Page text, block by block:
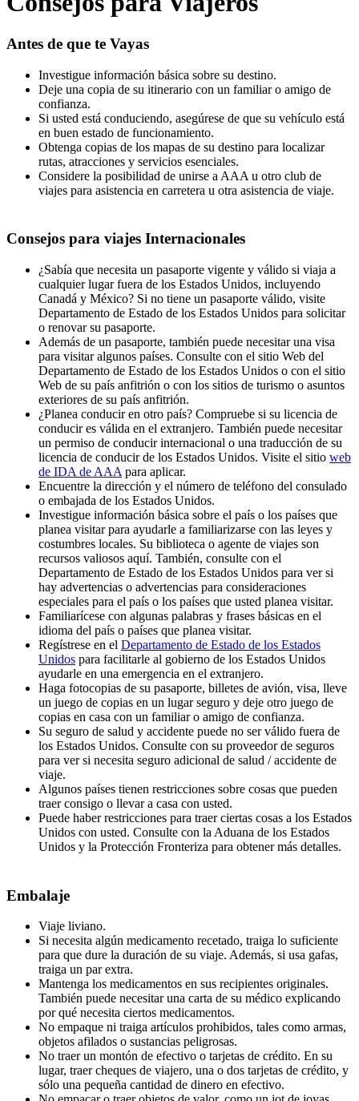
Antes de que te Vayas
Investigue información básica sobre su destino.
Deje una copia de su itinerario con un familiar o amigo de
confianza.
Si usted está conduciendo, asegúrese de que su vehículo está
en buen estado de funcionamiento.
Obtenga copias de los mapas de su destino para localizar
rutas, atracciones y servicios esenciales.
Considere la posibilidad de unirse a AAA u otro club de
viajes para asistencia en carretera u otra asistencia de viaje.
Consejos para viajes Internacionales
¿Sabía que necesita un pasaporte vigente y válido si viaja a
cualquier lugar fuera de los Estados Unidos, incluyendo
Canadá y México? Si no tiene un pasaporte válido, visite
Departamento de Estado de los Estados Unidos para solicitar
o renovar su pasaporte.
Además de un pasaporte, también puede necesitar una visa
para visitar algunos países. Consulte con el sitio Web del
Departamento de Estado de los Estados Unidos o con el sitio
Web de su país anfitrión o con los sitios de turismo o asuntos
exteriores de su país anfitrión.
¿Planea conducir en otro país? Compruebe si su licencia de
conducir es válida en el extranjero. También puede necesitar
un permiso de conducir internacional o una traducción de su
licencia de conducir de los Estados Unidos. Visite el sitio web
de IDA de AAA para aplicar.
Encuentre la dirección y el número de teléfono del consulado
o embajada de los Estados Unidos.
Investigue información básica sobre el país o los países que
planea visitar para ayudarle a familiarizarse con las leyes y
costumbres locales. Su biblioteca o agente de viajes son
recursos valiosos aquí. También, consulte con el
Departamento de Estado de los Estados Unidos para ver si
hay advertencias o advertencias para consideraciones
especiales para el país o los países que usted planea visitar.
Familiarícese con algunas palabras y frases básicas en el
idioma del país o países que planea visitar.
Regístrese en el Departamento de Estado de los Estados
Unidos para facilitarle al gobierno de los Estados Unidos
ayudarle en una emergencia en el extranjero.
Haga fotocopias de su pasaporte, billetes de avión, visa, lleve
un juego de copias en un lugar seguro y deje otro juego de
copias en casa con un familiar o amigo de confianza.
Su seguro de salud y accidente puede no ser válido fuera de
los Estados Unidos. Consulte con su proveedor de seguros
para ver si necesita seguro adicional de salud / accidente de
viaje.
Algunos países tienen restricciones sobre cosas que pueden
traer consigo o llevar a casa con usted.
Puede haber restricciones para traer ciertas cosas a los Estados
Unidos con usted. Consulte con la Aduana de los Estados
Unidos y la Protección Fronteriza para obtener más detalles.
Embalaje
Viaje liviano.
Si necesita algún medicamento recetado, traiga lo suficiente
para que dure la duración de su viaje. Además, si usa gafas,
traiga un par extra.
Mantenga los medicamentos en sus recipientes originales.
También puede necesitar una carta de su médico explicando
por qué necesita ciertos medicamentos.
No empaque ni traiga artículos prohibidos, tales como armas,
objetos afilados o sustancias peligrosas.
No traer un montón de efectivo o tarjetas de crédito. En su
lugar, traer cheques de viajero, una o dos tarjetas de crédito, y
sólo una pequeña cantidad de dinero en efectivo.